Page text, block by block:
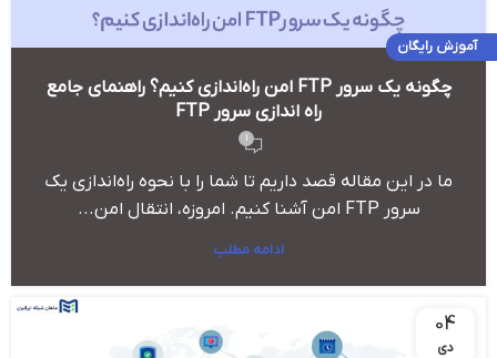
آموزش رایگان
چگونه یک سرور FTP امن راه‌اندازی کنیم؟ راهنمای جامع
راه اندازی سرور FTP
1
ما در این مقاله قصد داریم تا شما را با نحوه راه‌اندازی یک
سرور FTP امن آشنا کنیم. امروزه، انتقال امن...
ادامه مطلب
04
دی